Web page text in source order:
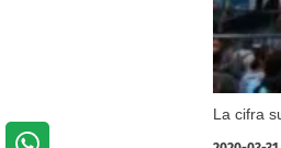
La cifra